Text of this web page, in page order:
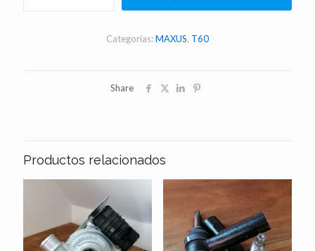
Categorías:MAXUS, T60
Share
Productos relacionados